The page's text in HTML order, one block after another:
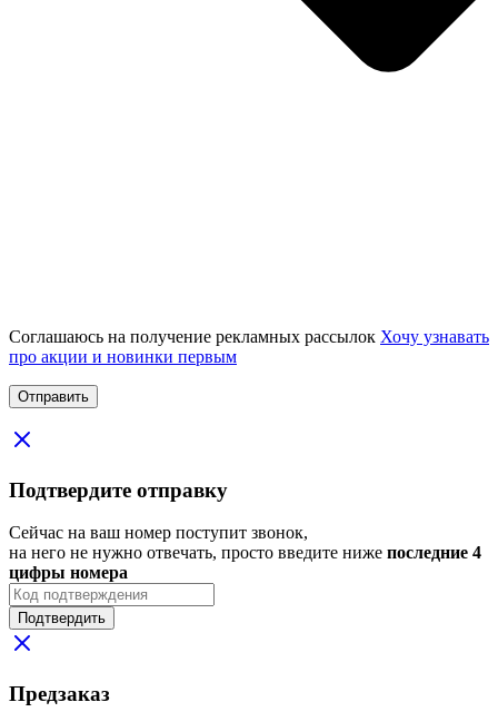
Соглашаюсь на получение рекламных рассылок Хочу узнавать
про акции и новинки первым
Подтвердите отправку
Сейчас на ваш номер поступит звонок,
на него не нужно отвечать, просто введите ниже последние 4
цифры номера
Подтвердить
Предзаказ